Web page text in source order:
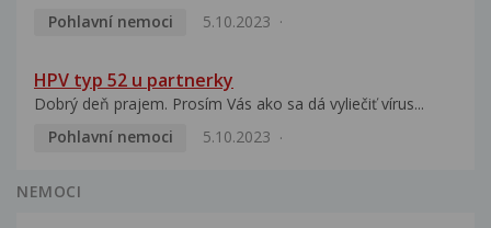
Pohlavní nemoci
5.10.2023
HPV typ 52 u partnerky
Dobrý deň prajem. Prosím Vás ako sa dá vyliečiť vírus...
Pohlavní nemoci
5.10.2023
NEMOCI